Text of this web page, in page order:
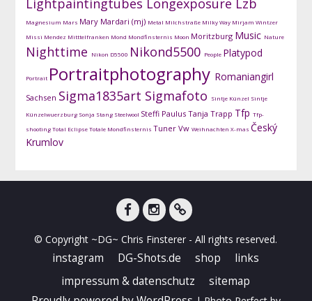
Magnesium Mars Mary Mardari (mj) Metal Milchstraße Milky Way Mirjam Wintzer
Missi Mendez Mitttelfranken Mond Mondfinsternis Moon Moritzburg Music Nature
Nighttime Nikon D5500 Nikond5500 People Platypod
Portrait Portraitphotography Romaniangirl
Sachsen Sigma1835art Sigmafoto Sintje Künzel Sintje
Künzelwuerzburg Sonja Stang Steelwool Steffi Paulus Tanja Trapp Tfp Tfp-
shootingTotal EclipseTotale Mondfinsternis Tuner Vw Weihnachten X-mas Český
Krumlov
Shots
© Copyright ~DG~ Chris Finsterer - All rights reserved.
instagram DG-Shots.de shop
links
impressum & datenschutz
sitemap